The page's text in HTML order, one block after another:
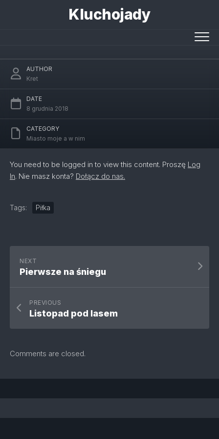
Kluchojady
AUTHOR
Kret
DATE
8 grudnia 2018
CATEGORY
Miasto moje a w nim
You need to be logged in to view this content. Proszę Log
In. Nie masz konta? Dołącz do nas.
Tags: Piłka
NEXT
Pierwsze na śniegu
PREVIOUS
Listopad pod lasem
Comments are closed.